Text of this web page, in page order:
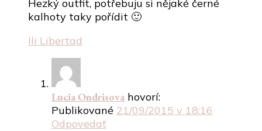
Hezký outfit, potřebuju si nějaké černé
kalhoty taky pořídit 🙂
Ili Libertad
Lucia Ondrisova hovorí:
Publikované 21/09/2015 v 18:16
Odpovedať